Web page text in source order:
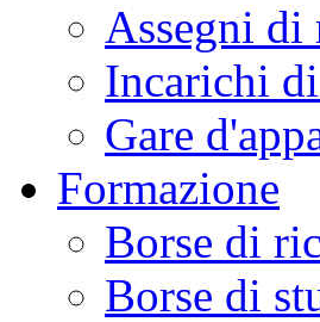
Assegni di
Incarichi
Gare
Formazione
Borse di
Borse di